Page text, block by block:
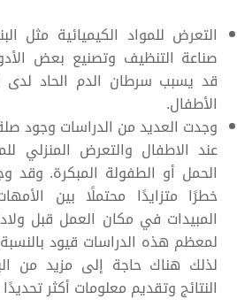
التعرض للمواد الكيميائية مثل
صناعة التنظيف وتصنيع بعض
قد يسبب سرطان الدم الحاد لدى
الأطفال.
وجدت العديد من الدراسات وجود
عند الاطفال والتعرض المنزلي
الحمل أو الطفولة المبكرة. وقد
خطرًا متزايدًا محتملًا بين
المبيدات في مكان العمل قبل
لمعظم هذه الدراسات قيود
لذلك هناك حاجة إلى مزيد من
النتائج وتقديم معلومات أكثر